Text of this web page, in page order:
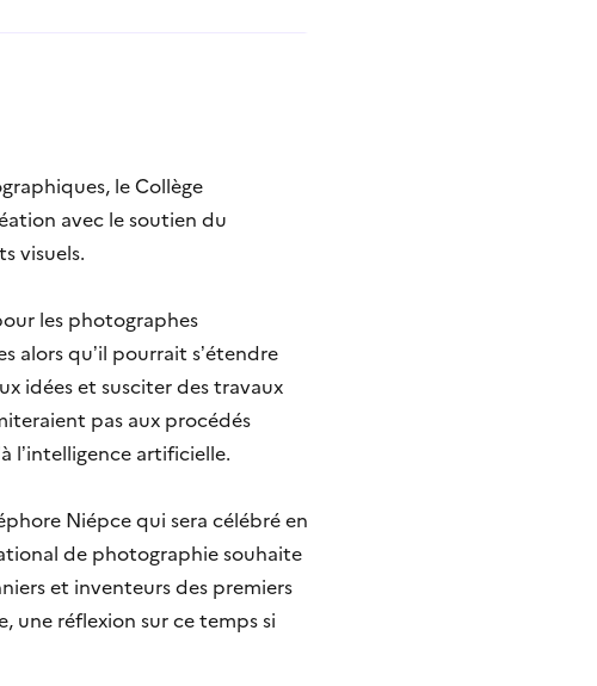
le Collège
avec le soutien du
visuels.
les photographes
alors qu’il pourrait s’étendre
idées et susciter des travaux
pas aux procédés
l’intelligence artificielle.
Niépce qui sera célébré en
de photographie souhaite
et inventeurs des premiers
une réflexion sur ce temps si